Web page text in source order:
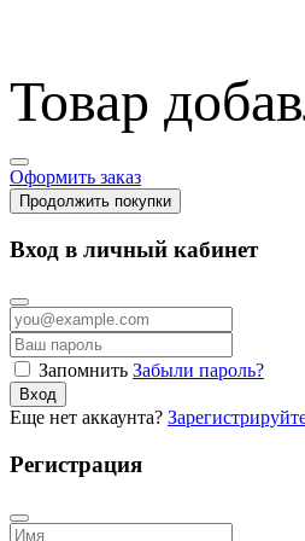
Товар
Оформить заказ
Продолжить покупки
Вход в личный кабинет
Запомнить Забыли пароль?
Вход
Еще нет аккаунта?
Регистрация